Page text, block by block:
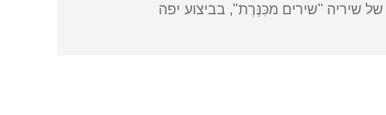
שיריה "שירים מכִּנֶּרֶת", בביצוע יפה